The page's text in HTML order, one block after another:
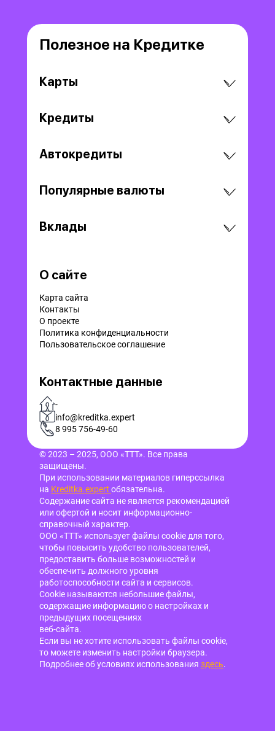
Полезное на Кредитке
Карты
Кредиты
Автокредиты
Популярные валюты
Вклады
О сайте
Карта сайта
Контакты
О проекте
Политика конфиденциальности
Пользовательское соглашение
Контактные данные
-
info@kreditka.expert
8 995 756-49-60
© 2023 – 2025, ООО «ТТТ». Все права
защищены.
При использовании материалов гиперссылка
на Kreditka.expert обязательна.
Содержание сайта не является рекомендацией
или офертой и носит информационно-
справочный характер.
ООО «ТТТ» использует файлы cookie для того,
чтобы повысить удобство пользователей,
предоставить больше возможностей и
обеспечить должного уровня
работоспособности сайта и сервисов.
Cookie называются небольшие файлы,
содержащие информацию о настройках и
предыдущих посещениях
веб-сайта.
Если вы не хотите использовать файлы cookie,
то можете изменить настройки браузера.
Подробнее об условиях использования здесь.